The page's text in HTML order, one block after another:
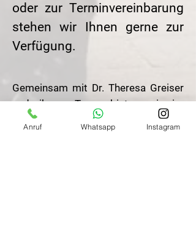
oder zur Terminvereinbarung
stehen wir Ihnen gerne zur
Verfügung.
Gemeinsam mit Dr. Theresa Greiser
und ihrem Team bieten wir im
tierärztlichen Rehazentrum Equi-Kur
Anruf Whatsapp Instagram